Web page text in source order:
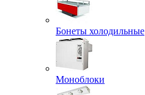
Бонеты холодильные
Моноблоки